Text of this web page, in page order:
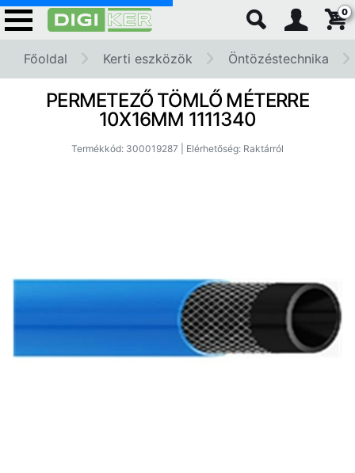
0
Főoldal Kerti eszközök Öntözéstechnika
PERMETEZŐ TÖMLŐ MÉTERRE
10X16MM 1111340
Termékkód: 300019287 | Elérhetőség: Raktárról